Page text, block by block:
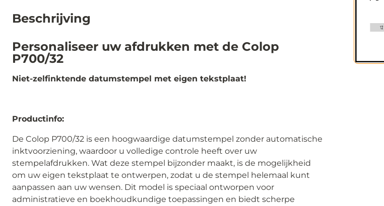
Beschrijving
Personaliseer uw afdrukken met de Colop
P700/32
Niet-zelfinktende datumstempel met eigen tekstplaat!
Productinfo:
De Colop P700/32 is een hoogwaardige datumstempel zonder automatische
inktvoorziening, waardoor u volledige controle heeft over uw
stempelafdrukken. Wat deze stempel bijzonder maakt, is de mogelijkheid
om uw eigen tekstplaat te ontwerpen, zodat u de stempel helemaal kunt
aanpassen aan uw wensen. Dit model is speciaal ontworpen voor
administratieve en boekhoudkundige toepassingen en biedt scherpe